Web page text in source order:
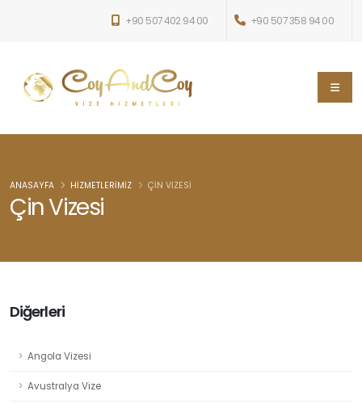
+90 507 402 94 00 +90 507 358 94 00
Çin Vizesi
ANASAYFA HIZMETLERIMIZ ÇIN VIZESI
Diğerleri
Angola Vizesi
Avustralya Vize